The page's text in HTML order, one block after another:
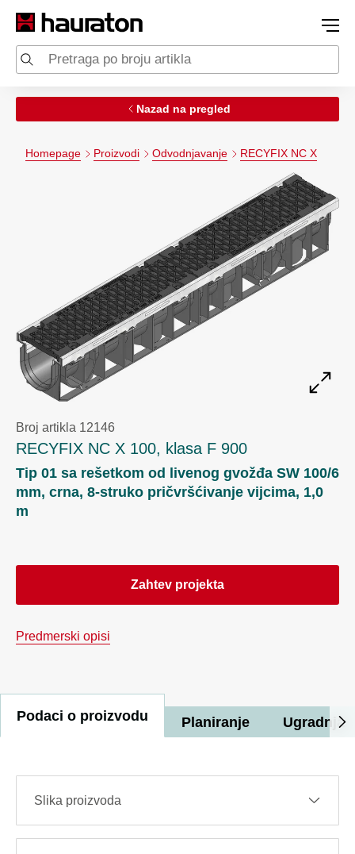
Nazad na pregled
Homepage Proizvodi Odvodnjavanje RECYFIX NC X
Broj artikla 12146
RECYFIX NC X 100, klasa F 900
Tip 01 sa rešetkom od livenog gvožđa SW 100/6
mm, crna, 8-struko pričvršćivanje vijcima, 1,0
m
Zahtev projekta
Predmerski opisi
Podaci o proizvodu Planiranje Ugradnja
Slika proizvoda